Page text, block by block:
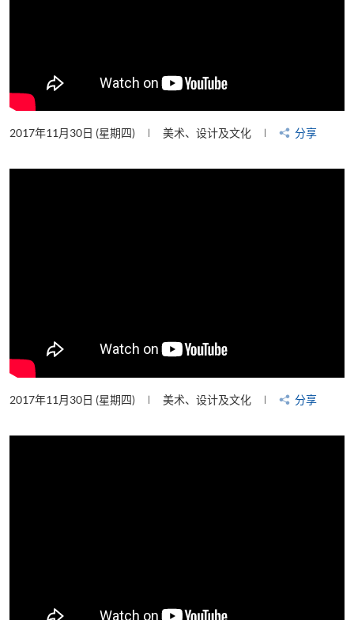
2017年11月30日 (星期四) 美术、设计及文化 分享
2017年11月30日 (星期四) 美术、设计及文化 分享